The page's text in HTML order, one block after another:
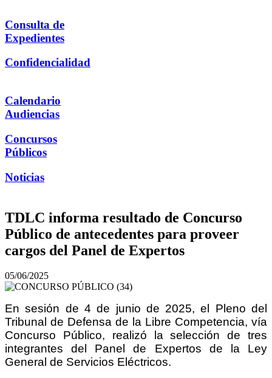
Consulta de
Expedientes
Confidencialidad
Calendario
Audiencias
Concursos
Públicos
Noticias
TDLC informa resultado de Concurso
Público de antecedentes para proveer
cargos del Panel de Expertos
05/06/2025
En sesión de 4 de junio de 2025, el Pleno del
Tribunal de Defensa de la Libre Competencia, vía
Concurso Público, realizó la selección de tres
integrantes del Panel de Expertos de la Ley
General de Servicios Eléctricos.